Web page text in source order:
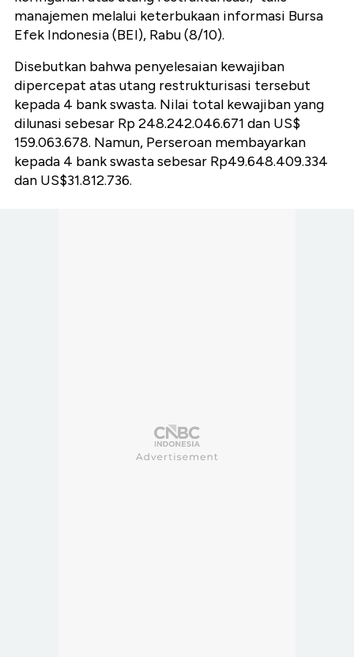
manajemen melalui keterbukaan informasi Bursa
Efek Indonesia (BEI), Rabu (8/10).
Disebutkan bahwa penyelesaian kewajiban
dipercepat atas utang restrukturisasi tersebut
kepada 4 bank swasta. Nilai total kewajiban yang
dilunasi sebesar Rp 248.242.046.671 dan US$
159.063.678. Namun, Perseroan membayarkan
kepada 4 bank swasta sebesar Rp49.648.409.334
dan US$31.812.736.